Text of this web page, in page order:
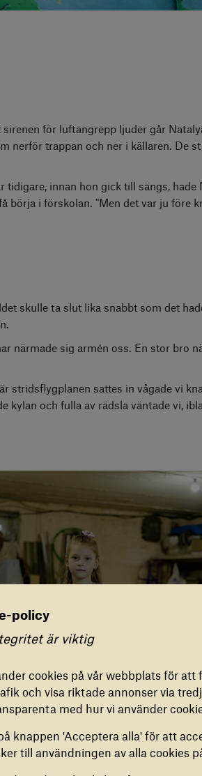
sirenen för luftangrepp ljuder går
nerför trappan och ner i källaren. De
tidigare, innan hon gick till sängs,
börja i förskolan. "Men det var ju före
skulle ta slut lika snabbt som det
närmade sig armén oss. En stor bro
stridsflygplanen sattes in vågade vi
kylan och fulla av rädsla väntade vi,
för cookies
Dessa cookies är nödvändiga för
korrekt. De kan inte inaktiveras.
COOKIES FÖR ANALYS
Dessa cookies hjälper oss att
vår webbplats används. Du kan
policy
är viktig
cookies på vår webbplats för
och visa riktade annonser via
med hur vi använder
knappen 'Acceptera alla' för att
till användningen av alla cookies